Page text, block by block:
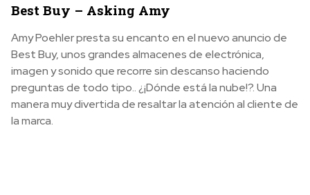
Best Buy – Asking Amy
Amy Poehler presta su encanto en el nuevo anuncio de
Best Buy, unos grandes almacenes de electrónica,
imagen y sonido que recorre sin descanso haciendo
preguntas de todo tipo.. ¿¡Dónde está la nube!?. Una
manera muy divertida de resaltar la atención al cliente de
la marca.